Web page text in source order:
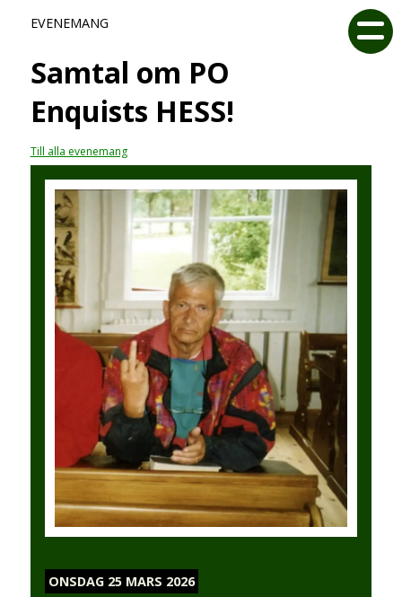
EVENEMANG
Samtal om PO
Enquists HESS!
Till alla evenemang
ONSDAG 25 MARS 2026